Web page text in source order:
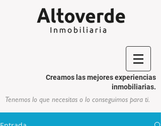
Creamos las mejores experiencias
inmobiliarias.
Tenemos lo que necesitas o lo conseguimos para ti.